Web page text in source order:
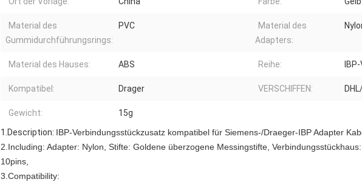
Material des
Gummidurchführungsrings:
PVC
Material des
Adapters:
Material des Hauses: ABS Reihe:
Kompatibel: Drager VERSCHIFFEN:
Gewicht:
15g
1.Description: IBP-Verbindungsstückzusatz kompatibel für Siemens-/Draeger-IBP Adapter
2.Including: Adapter: Nylon, Stifte: Goldene überzogene Messingstifte,
10pins,
3.Compatibility: